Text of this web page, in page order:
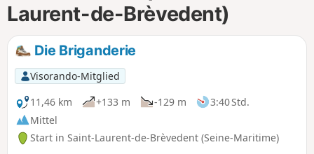
Laurent-de-Brèvedent)
Die Briganderie
Visorando-Mitglied
11,46 km
+133 m -129 m
3:40 Std.
Mittel
Start in Saint-Laurent-de-Brèvedent (Seine-Maritime)